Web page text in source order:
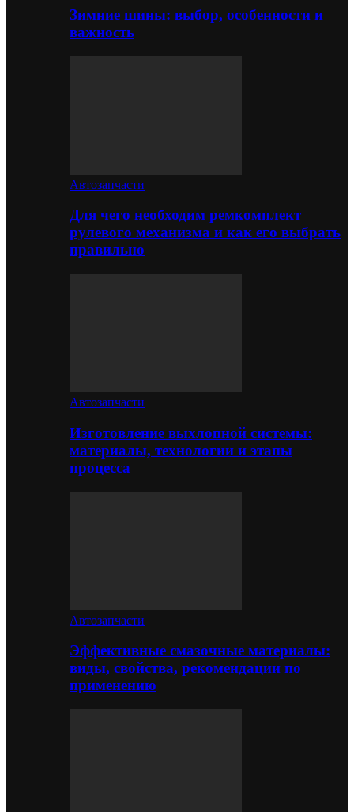
Зимние шины: выбор, особенности и
важность
Автозапчасти
Для чего необходим ремкомплект
рулевого механизма и как его выбрать
правильно
Автозапчасти
Изготовление выхлопной системы:
материалы, технологии и этапы
процесса
Автозапчасти
Эффективные смазочные материалы:
виды, свойства, рекомендации по
применению